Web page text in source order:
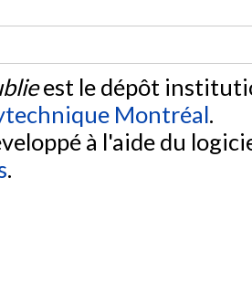
est le dépôt
Montréal.
à l'aide du
.